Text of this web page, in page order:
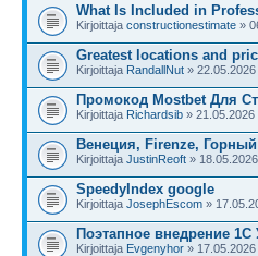
What Is Included in
Kirjoittaja constructionestimate »
Greatest locations and
Kirjoittaja RandallNut »
Промокод Mostbet Для
Kirjoittaja Richardsib » 21.05.2026
Венеция, Firenze,
Kirjoittaja JustinReoft »
SpeedyIndex google
Kirjoittaja JosephEscom »
Поэтапное внедрение 1С
Kirjoittaja Evgenyhor »